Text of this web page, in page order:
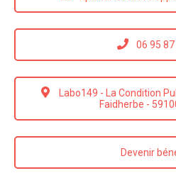
06 95
Labo149 - La Condition
Faidherbe -
Devenir